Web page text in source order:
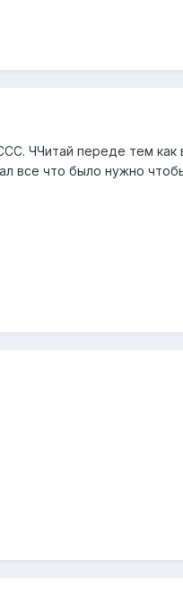
ЧЧитай переде тем как
что было нужно чтобы